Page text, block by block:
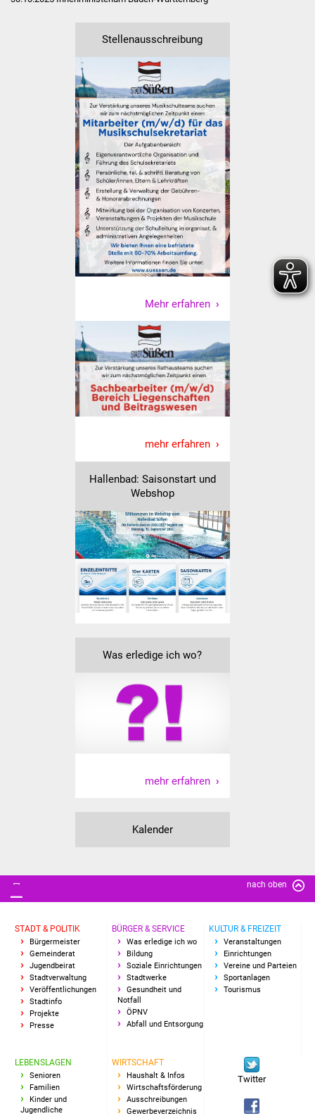
Familientreff
Kinder und Jugendliche
Schülerferienprogramm
Migration und Integration
Freundeskreis Asyl
Ukraine-Hilfe
Wohnen
Wohnimmobilien +
Wirtschaft
Haushalt & Infos
Wirtschaftsförderung
Ausschreibungen
Öffentliche
Ausschreibung
Ausschreibung
Freihändige Vergabe
Gewerbe - Selbsteintrag
Stellenausschreibung
Mehr erfahren
mehr erfahren
Hallenbad: Saisonstart und
Webshop
Was erledige ich wo?
mehr erfahren
Kalender
nach oben
STADT & POLITIK
Bürgermeister
Gemeinderat
Jugendbeirat
Stadtverwaltung
Veröffentlichungen
Stadtinfo
Projekte
Presse
BÜRGER & SERVICE
Was erledige ich wo
Bildung
Soziale Einrichtungen
Stadtwerke
Gesundheit und
Notfall
ÖPNV
Abfall und Entsorgung
KULTUR & FREIZEIT
Veranstaltungen
Einrichtungen
Vereine und Parteien
Sportanlagen
Tourismus
LEBENSLAGEN
Senioren
Familien
Kinder und
Jugendliche
WIRTSCHAFT
Haushalt & Infos
Wirtschaftsförderung
Ausschreibungen
Gewerbeverzeichnis
Twitter